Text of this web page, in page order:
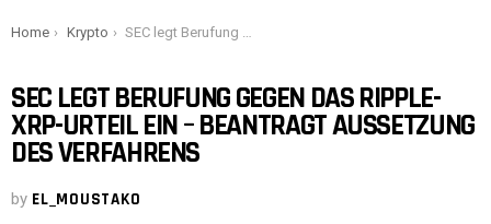
You are here:
Home Krypto SEC legt Berufung gegen das Ripple-XRP-Urteil ein – beantragt Aussetzung des Verfahrens
SEC LEGT BERUFUNG GEGEN DAS RIPPLE-
XRP-URTEIL EIN – BEANTRAGT AUSSETZUNG
DES VERFAHRENS
by EL_MOUSTAKO